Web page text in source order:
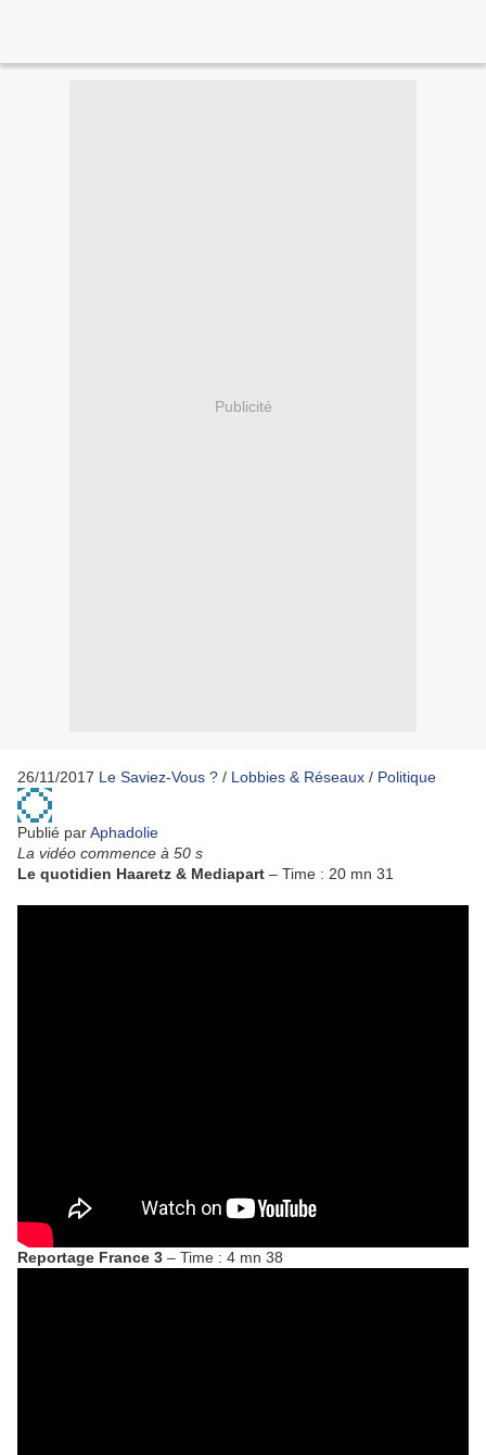
Publicité
26/11/2017 Le Saviez-Vous ? / Lobbies & Réseaux / Politique
Publié parAphadolie
La vidéo commence à 50 s
Le quotidien Haaretz & Mediapart – Time : 20 mn 31
Reportage France 3 – Time : 4 mn 38